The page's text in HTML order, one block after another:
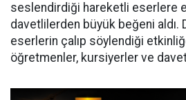
seslendirdiği hareketli eserlere
davetlilerden büyük beğeni aldı.
eserlerin çalıp söylendiği
öğretmenler, kursiyerler ve